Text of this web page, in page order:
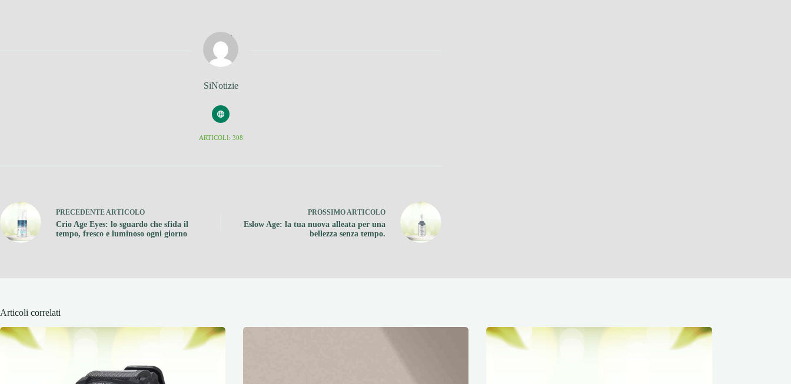
SiNotizie
ARTICOLI: 308
PRECEDENTEARTICOLO
Crio Age Eyes: lo sguardo che sfida il
tempo, fresco e luminoso ogni giorno
PROSSIMOARTICOLO
Eslow Age: la tua nuova alleata per una
bellezza senza tempo.
Articoli correlati